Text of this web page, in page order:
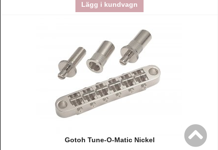
Lägg i kundvagn
Gotoh Tune-O-Matic Nickel